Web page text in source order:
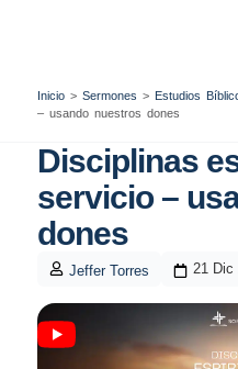
Inicio> Sermones > Estudios
– usando nuestros dones
Disciplinas
servicio –
dones
Jeffer Torres 21 Dic